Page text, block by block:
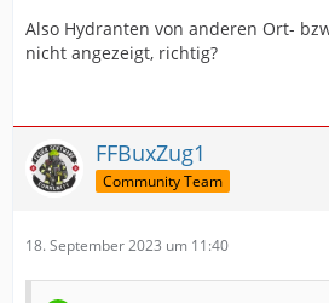
Also Hydranten von anderen Ort-
nicht angezeigt, richtig?
FFBuxZug1
Community Team
18. September 2023 um 11:40